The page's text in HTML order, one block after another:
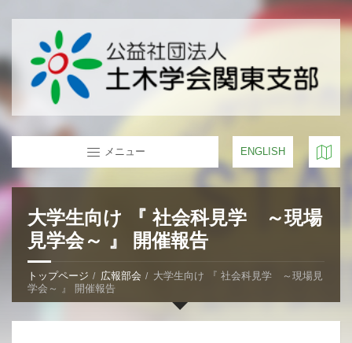
メニュー ENGLISH
大学生向け 『 社会科見学 ～現場
見学会～ 』 開催報告
トップページ 広報部会
大学生向け 『 社会科見学 ～現場見
学会～ 』 開催報告